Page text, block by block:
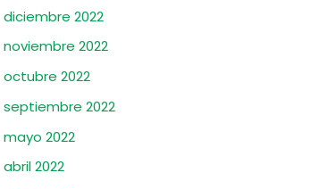
diciembre 2022
noviembre 2022
octubre 2022
septiembre 2022
mayo 2022
abril 2022